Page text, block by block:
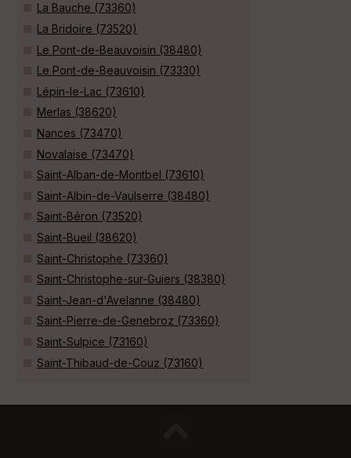
La Bauche (73360)
La Bridoire (73520)
Le Pont-de-Beauvoisin (38480)
Le Pont-de-Beauvoisin (73330)
Lépin-le-Lac (73610)
Merlas (38620)
Nances (73470)
Novalaise (73470)
Saint-Alban-de-Montbel (73610)
Saint-Albin-de-Vaulserre (38480)
Saint-Béron (73520)
Saint-Bueil (38620)
Saint-Christophe (73360)
Saint-Christophe-sur-Guiers (38380)
Saint-Jean-d'Avelanne (38480)
Saint-Pierre-de-Genebroz (73360)
Saint-Sulpice (73160)
Saint-Thibaud-de-Couz (73160)